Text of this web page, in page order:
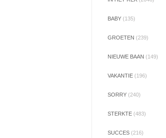
BABY (135)
GROETEN (239)
NIEUWE BAAN (149)
VAKANTIE (196)
SORRY (240)
STERKTE (483)
SUCCES (216)